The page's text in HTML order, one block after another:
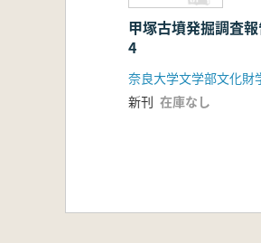
甲塚古墳発掘調査
4
奈良大学文学部文化財
新刊 在庫なし